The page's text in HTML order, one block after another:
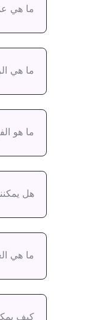
ما هي
ما هي
ما هو
هل
ما هي
كيف